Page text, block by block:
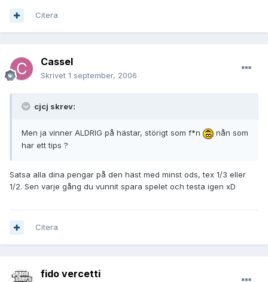
Citera
Cassel
Skrivet 1 september, 2006
cjcj skrev:
Men ja vinner ALDRIG på hästar, störigt som f*n
nån som
har ett tips ?
Satsa alla dina pengar på den häst med minst ods, tex 1/3 eller
1/2. Sen varje gång du vunnit spara spelet och testa igen xD
Citera
fido vercetti